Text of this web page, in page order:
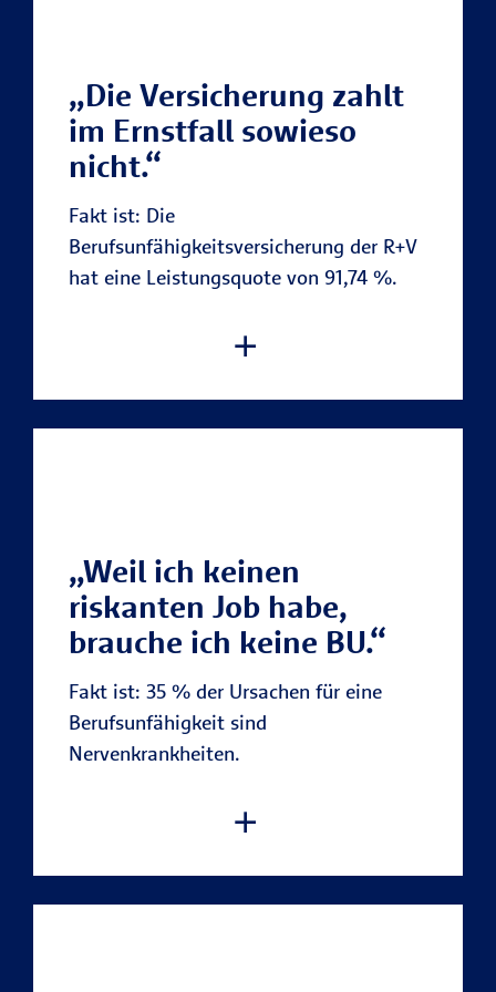
„Die Versicherung zahlt
im Ernstfall sowieso
nicht.“
Fakt ist: Die
Berufsunfähigkeitsversicherung der R+V
hat eine Leistungsquote von 91,74 %.
Leistungsquote gibt an, wie viele von 100
abschließend gestellten Anträgen auf
Zahlung einer BU-Rente eine Versicherung
„Weil ich keinen
riskanten Job habe,
brauche ich keine BU.“
Fakt ist: 35 % der Ursachen für eine
Berufsunfähigkeit sind
Nervenkrankheiten.